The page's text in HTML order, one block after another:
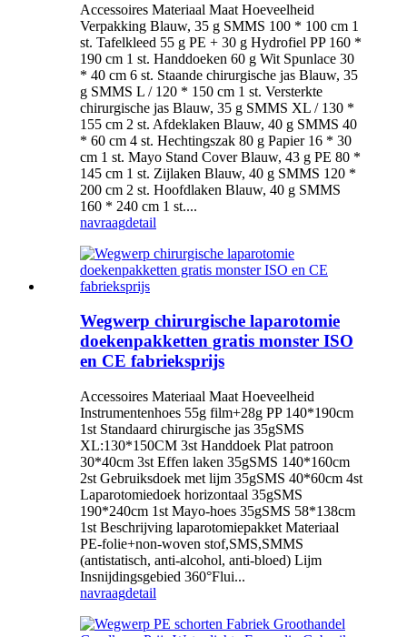
Accessoires Materiaal Maat Hoeveelheid
Verpakking Blauw, 35 g SMMS 100 * 100 cm 1
st. Tafelkleed 55 g PE + 30 g Hydrofiel PP 160 *
190 cm 1 st. Handdoeken 60 g Wit Spunlace 30
* 40 cm 6 st. Staande chirurgische jas Blauw, 35
g SMMS L / 120 * 150 cm 1 st. Versterkte
chirurgische jas Blauw, 35 g SMMS XL / 130 *
155 cm 2 st. Afdeklaken Blauw, 40 g SMMS 40
* 60 cm 4 st. Hechtingszak 80 g Papier 16 * 30
cm 1 st. Mayo Stand Cover Blauw, 43 g PE 80 *
145 cm 1 st. Zijlaken Blauw, 40 g SMMS 120 *
200 cm 2 st. Hoofdlaken Blauw, 40 g SMMS
160 * 240 cm 1 st....
navraagdetail
Wegwerp chirurgische laparotomie
doekenpakketten gratis monster ISO
en CE fabrieksprijs
Accessoires Materiaal Maat Hoeveelheid
Instrumentenhoes 55g film+28g PP 140*190cm
1st Standaard chirurgische jas 35gSMS
XL:130*150CM 3st Handdoek Plat patroon
30*40cm 3st Effen laken 35gSMS 140*160cm
2st Gebruiksdoek met lijm 35gSMS 40*60cm 4st
Laparotomiedoek horizontaal 35gSMS
190*240cm 1st Mayo-hoes 35gSMS 58*138cm
1st Beschrijving laparotomiepakket Materiaal
PE-folie+non-woven stof,SMS,SMMS
(antistatisch, anti-alcohol, anti-bloed) Lijm
Insnijdingsgebied 360°Flui...
navraagdetail